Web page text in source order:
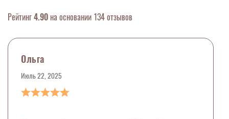
Рейтинг4.90 на основании 134 отзывов
Ольга
Июль 22, 2025